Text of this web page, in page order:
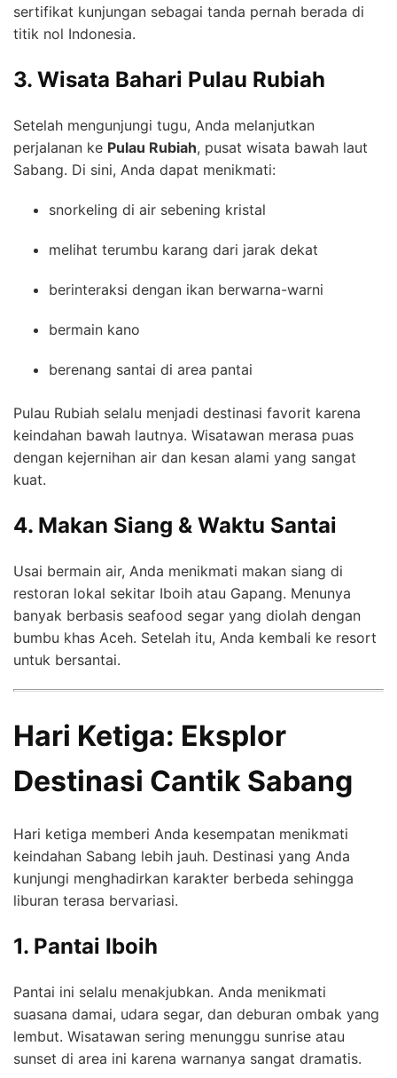
sertifikat kunjungan sebagai tanda pernah berada di
titik nol Indonesia.
3. Wisata Bahari Pulau Rubiah
Setelah mengunjungi tugu, Anda melanjutkan
perjalanan ke Pulau Rubiah, pusat wisata bawah laut
Sabang. Di sini, Anda dapat menikmati:
snorkeling di air sebening kristal
melihat terumbu karang dari jarak dekat
berinteraksi dengan ikan berwarna-warni
bermain kano
berenang santai di area pantai
Pulau Rubiah selalu menjadi destinasi favorit karena
keindahan bawah lautnya. Wisatawan merasa puas
dengan kejernihan air dan kesan alami yang sangat
kuat.
4. Makan Siang & Waktu Santai
Usai bermain air, Anda menikmati makan siang di
restoran lokal sekitar Iboih atau Gapang. Menunya
banyak berbasis seafood segar yang diolah dengan
bumbu khas Aceh. Setelah itu, Anda kembali ke resort
untuk bersantai.
Hari Ketiga: Eksplor
Destinasi Cantik Sabang
Hari ketiga memberi Anda kesempatan menikmati
keindahan Sabang lebih jauh. Destinasi yang Anda
kunjungi menghadirkan karakter berbeda sehingga
liburan terasa bervariasi.
1. Pantai Iboih
Pantai ini selalu menakjubkan. Anda menikmati
suasana damai, udara segar, dan deburan ombak yang
lembut. Wisatawan sering menunggu sunrise atau
sunset di area ini karena warnanya sangat dramatis.